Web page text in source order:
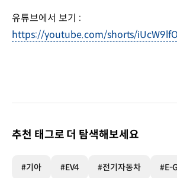
유튜브에서 보기 :
https://youtube.com/shorts/
추천 태그로 더 탐색해보세요
#기아 #EV4 #전기자동차 #E-